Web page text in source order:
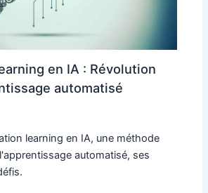
en IA : Révolution
automatisé
learning en IA, une méthode
automatisé, ses